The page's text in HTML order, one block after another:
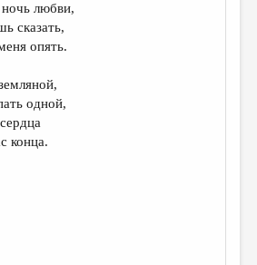
ночь любви,
сказать,
опять.
одной,
конца.